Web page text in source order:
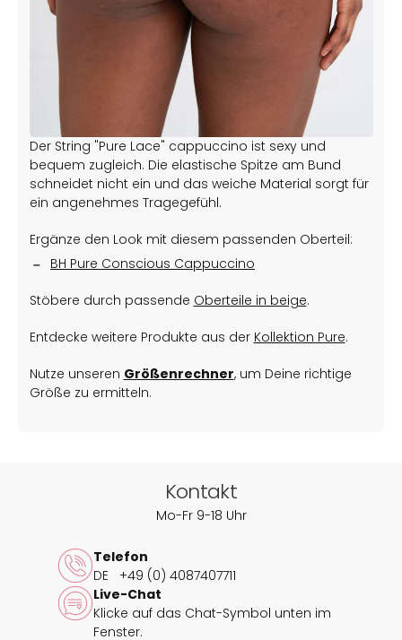
Der String "Pure Lace" cappuccino ist sexy und
bequem zugleich. Die elastische Spitze am Bund
schneidet nicht ein und das weiche Material sorgt für
ein angenehmes Tragegefühl.
Ergänze den Look mit diesem passenden Oberteil:
BH Pure Conscious Cappuccino
Stöbere durch passende Oberteile in beige.
Entdecke weitere Produkte aus der Kollektion Pure.
Nutze unseren Größenrechner, um Deine richtige
Größe zu ermitteln.
Kontakt
Mo-Fr 9-18 Uhr
Telefon
DE
+49 (0) 4087407711
Live-Chat
Klicke auf das Chat-Symbol unten im
Fenster.